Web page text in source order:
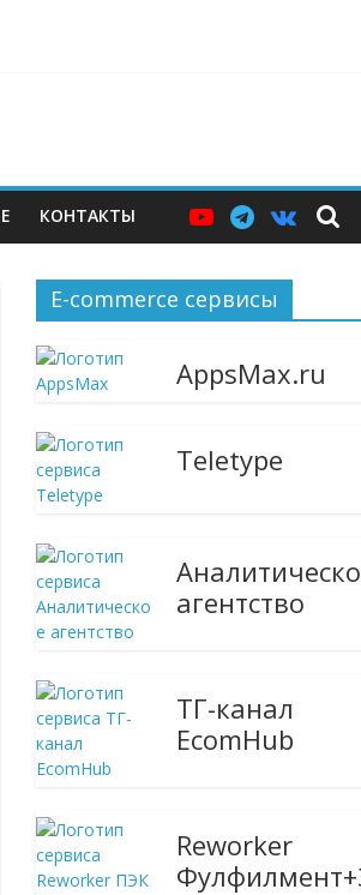
КОНТАКТЫ
E-commerce сервисы
AppsMax.ru
Teletype
агентство
ТГ-канал
EcomHub
Reworker